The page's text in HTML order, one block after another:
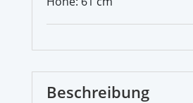
Beschreibung